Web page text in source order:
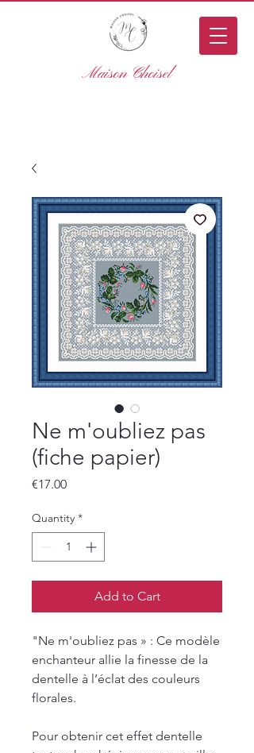
Maison Choisel
Ne m'oubliez pas
(fiche papier)
€17.00Price
Quantity *
Add to Cart
"Ne m'oubliez pas » : Ce modèle
enchanteur allie la finesse de la
dentelle à l’éclat des couleurs
florales.
Pour obtenir cet effet dentelle